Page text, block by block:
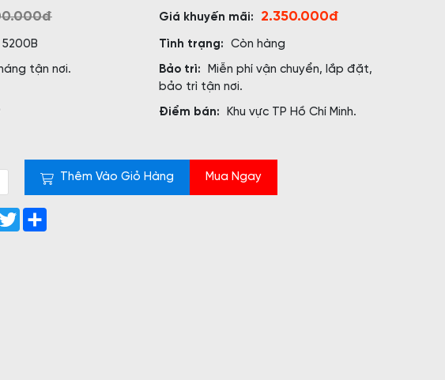
Giá khuyến mãi: 2.350.000đ
5200B Tình trạng:
Còn hàng
tận nơi. Bảo trì:
Miễn phí vận chuyển, lắp đặt,
bảo trì tận nơi.
Điểm bán: Khu vực TP Hồ Chí Minh.
Thêm Vào Giỏ Hàng Mua Ngay
Twitter